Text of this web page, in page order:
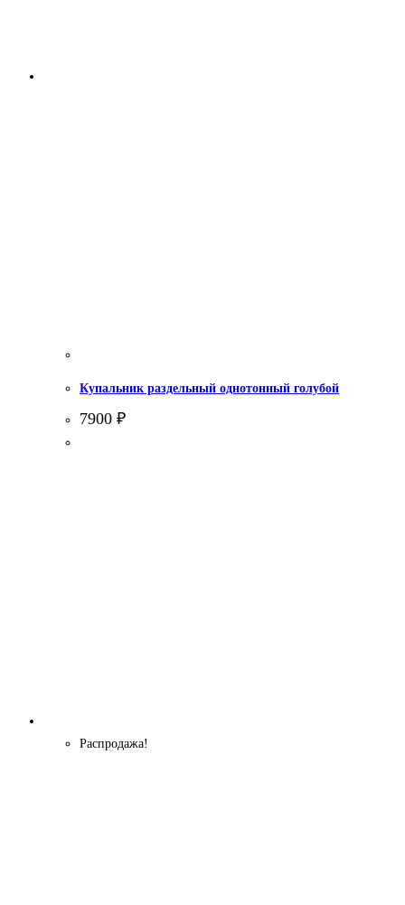
Купальник раздельный однотонный голубой
7900 ₽
Распродажа!